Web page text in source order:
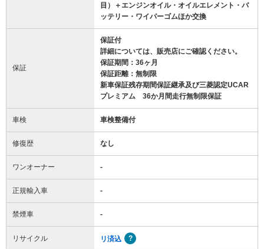
目）＋エンジンオイル・オイルエレメント・バ
ッテリー・ワイパーゴムほか交換
保証
保証付
詳細については、販売店にご確認ください。
保証期間：36ヶ月
保証距離：無制限
新車保証残存期間保証継承及び三菱認定UCAR
プレミアム 36か月間走行無制限保証
車検 車検整備付
修復歴 なし
ワンオーナー -
正規輸入車 -
禁煙車 -
リサイクル リ済込